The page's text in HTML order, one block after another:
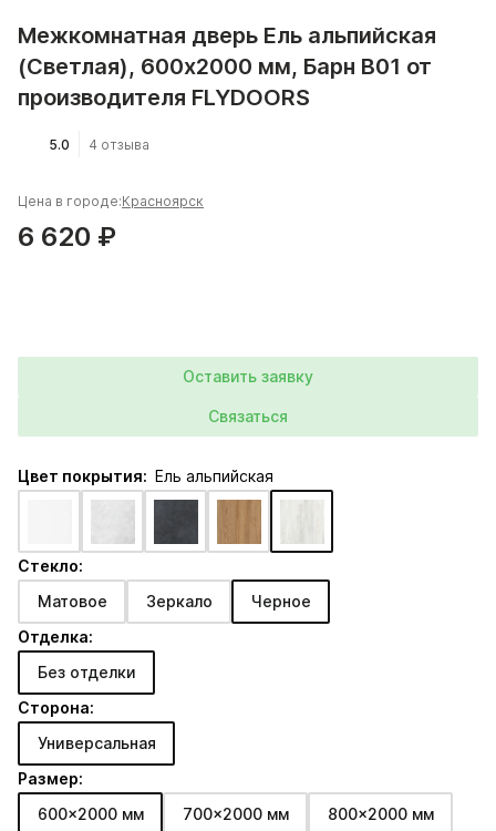
Межкомнатная дверь Ель альпийская
(Светлая), 600x2000 мм, Барн B01 от
производителя FLYDOORS
5.0 4 отзыва
Цена в городе:Красноярск
6 620 ₽
Оставить заявку
Связаться
Цвет покрытия: Ель альпийская
Стекло:
Матовое
Зеркало
Черное
Отделка:
Без отделки
Сторона:
Универсальная
Размер:
600x2000 мм
700x2000 мм 800x2000 мм